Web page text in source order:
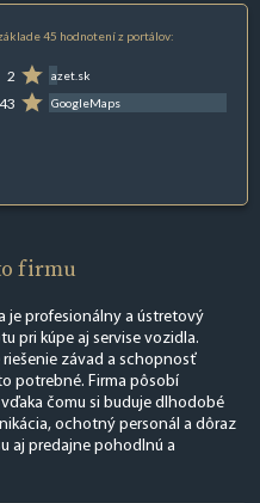
45 hodnotení z portálov:
2 azet.sk
43 GoogleMaps
firmu
je profesionálny a ústretový
pri kúpe aj servise vozidla.
závad a schopnosť
potrebné. Firma pôsobí
čomu si buduje dlhodobé
ochotný personál a dôraz
aj predajne pohodlnú a